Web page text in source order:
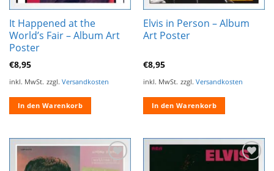
It Happened at the
World’s Fair – Album Art
Poster
€8,95
inkl. MwSt. zzgl. Versandkosten
In den Warenkorb
Elvis in Person – Album
Art Poster
€8,95
inkl. MwSt. zzgl. Versandkosten
In den Warenkorb
Zur